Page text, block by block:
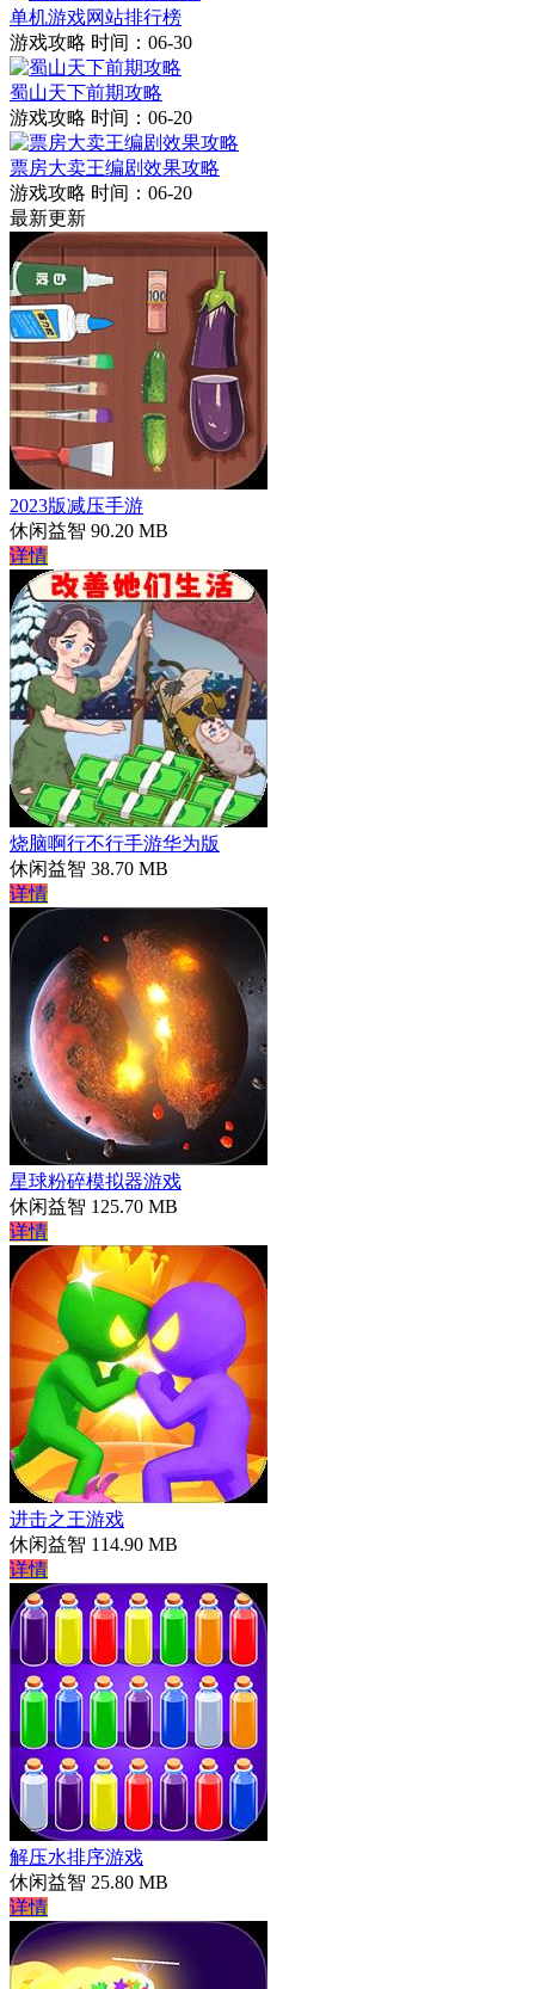
单机游戏网站排行榜
游戏攻略 时间：06-30
蜀山天下前期攻略
游戏攻略 时间：06-20
票房大卖王编剧效果攻略
游戏攻略 时间：06-20
最新更新
2023版减压手游
休闲益智 90.20 MB
详情
烧脑啊行不行手游华为版
休闲益智 38.70 MB
详情
星球粉碎模拟器游戏
休闲益智 125.70 MB
详情
进击之王游戏
休闲益智 114.90 MB
详情
解压水排序游戏
休闲益智 25.80 MB
详情